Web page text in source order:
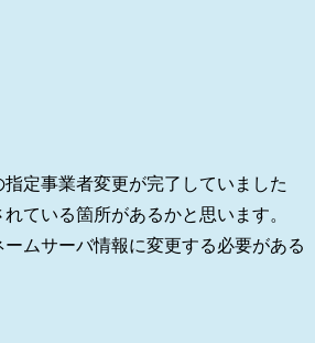
定事業者変更が完了していました
ている箇所があるかと思います。
ムサーバ情報に変更する必要がある